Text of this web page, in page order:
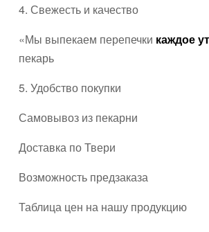
4. Свежесть и качество
«Мы выпекаем перепечки каждое
пекарь
5. Удобство покупки
Самовывоз из пекарни
Доставка по Твери
Возможность предзаказа
Таблица цен на нашу продукцию